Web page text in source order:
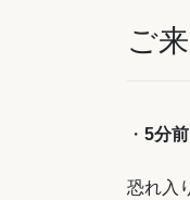
ご
・ 5分
恐れ入